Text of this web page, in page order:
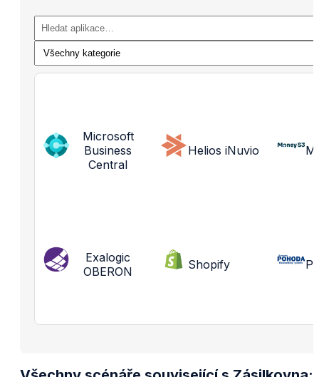
Microsoft
Business
Central
Helios iNuvio
Exalogic
OBERON
Shopify